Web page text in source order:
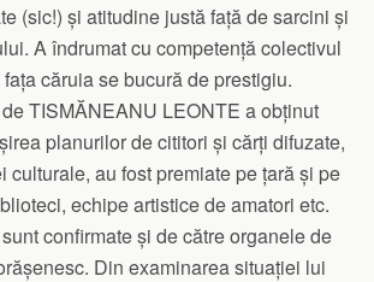
(sic!) și atitudine justă față de sarcini și
A îndrumat cu competență colectivul
căruia se bucură de prestigiu.
TISMĂNEANU LEONTE a obținut
planurilor de cititori și cărți difuzate,
culturale, au fost premiate pe țară și pe
echipe artistice de amatori etc.
confirmate și de către organele de
Din examinarea situației lui